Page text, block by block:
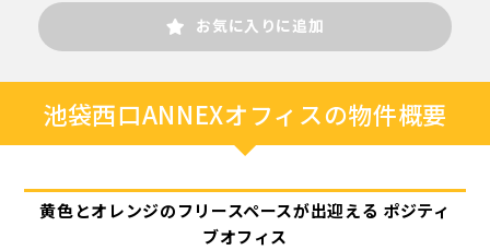
お気に入りに追加
池袋西口ANNEXオフィスの物件概要
黄色とオレンジのフリースペースが出迎える ポジティ
ブオフィス